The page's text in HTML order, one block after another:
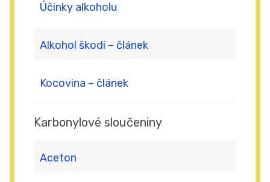
Účinky alkoholu
Alkohol škodí – článek
Kocovina – článek
Karbonylové sloučeniny
Aceton